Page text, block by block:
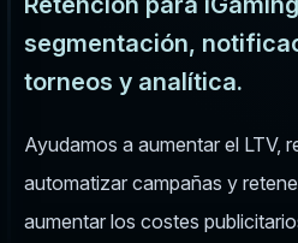
segmentación,
torneos y analítica.
Ayudamos a aumentar el LTV,
automatizar campañas y
aumentar los costes